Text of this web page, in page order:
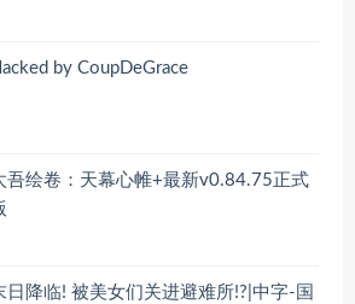
by CoupDeGrace
吾绘卷：天幕心帷+最新v0.84.75正式
日降临! 被美女们关进避难所!?|中字-国